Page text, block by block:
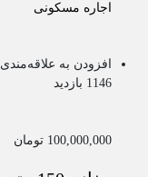
اجاره مسکونی
افزودن به علاقه‌مندی
1146 بازدید
100,000,000 تومان